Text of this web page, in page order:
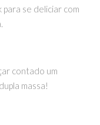
para se deliciar com
contado um
massa!